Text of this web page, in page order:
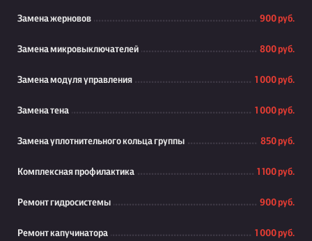
Замена жерновов 900 руб.
Замена микровыключателей 800 руб.
Замена модуля управления 1 000 руб.
Замена тена 1 000 руб.
Замена уплотнительного кольца группы 850 руб.
Комплексная профилактика 1 100 руб.
Ремонт гидросистемы 900 руб.
Ремонт капучинатора 1 000 руб.